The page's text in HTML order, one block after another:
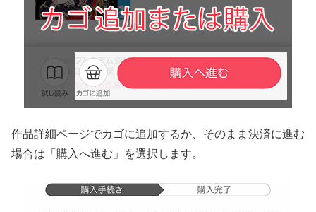
作品詳細ページでカゴに追加するか、そのまま決済に進む
場合は「購入へ進む」を選択します。